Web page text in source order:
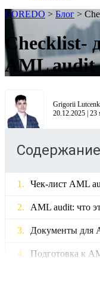
COREDO > Блог >
Checklist-
AML audit
Grigorii
20.12.2025 | 23
Чек-лист AML
AML audit: что
Документы для
Подготовка к